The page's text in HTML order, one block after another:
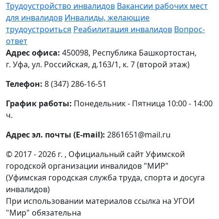
Трудоустройство инвалидов Вакансии рабочих мест
для инвалидов Инвалиды, желающие
трудоустроиться Реабилитация инвалидов Вопрос-
ответ
Адрес офиса: 450098, Республика Башкортостан,
г. Уфа, ул. Российская, д.163/1, к. 7 (второй этаж)
Телефон: 8 (347) 286-16-51
График работы: Понедельник - Пятница 10:00 - 14:00
ч.
Адрес эл. почты (E-mail): 2861651@mail.ru
© 2017 - 2026 г. , Официальный сайт Уфимской
городской организации инвалидов "МИР"
(Уфимская городская служба труда, спорта и досуга
инвалидов)
При использовании материалов ссылка на УГОИ
"Мир" обязательна